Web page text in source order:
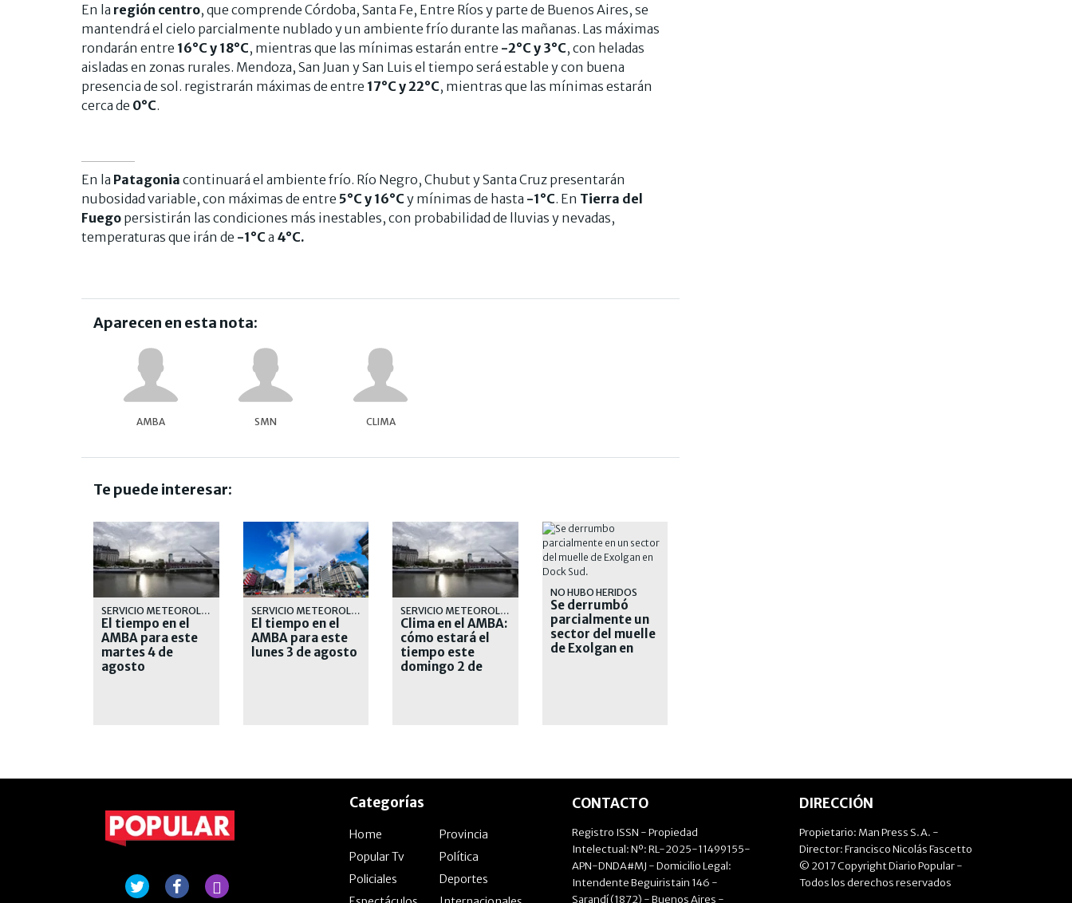
En la región centro, que comprende Córdoba, Santa Fe, Entre Ríos y parte de Buenos Aires, se
mantendrá el cielo parcialmente nublado y un ambiente frío durante las mañanas. Las máximas
rondarán entre 16°C y 18°C, mientras que las mínimas estarán entre -2°C y 3°C, con heladas
aisladas en zonas rurales. Mendoza, San Juan y San Luis el tiempo será estable y con buena
presencia de sol. registrarán máximas de entre 17°C y 22°C, mientras que las mínimas estarán
cerca de 0°C.
En la Patagonia continuará el ambiente frío. Río Negro, Chubut y Santa Cruz presentarán
nubosidad variable, con máximas de entre 5°C y 16°C y mínimas de hasta -1°C. En Tierra del
Fuego persistirán las condiciones más inestables, con probabilidad de lluvias y nevadas,
temperaturas que irán de -1°C a 4°C.
Aparecen en esta nota:
AMBA SMN CLIMA
Te puede interesar:
SERVICIO METEOROLÓGICO
El tiempo en el
AMBA para este
martes 4 de
agosto
SERVICIO METEOROLÓGICO
El tiempo en el
AMBA para este
lunes 3 de agosto
SERVICIO METEOROLÓGICO
Clima en el AMBA:
cómo estará el
tiempo este
domingo 2 de
NO HUBO HERIDOS
Se derrumbó
parcialmente un
sector del muelle
de Exolgan en
Categorías
Home
Provincia
Popular Tv
Política
Policiales
Deportes
CONTACTO
Registro ISSN - Propiedad
Intelectual: Nº: RL-2025-11499155-
APN-DNDA#MJ - Domicilio Legal:
Intendente Beguiristain 146 -
Sarandí (1872) - Buenos Aires -
DIRECCIÓN
Propietario: Man Press S.A. -
Director: Francisco Nicolás Fascetto
© 2017 Copyright Diario Popular -
Todos los derechos reservados